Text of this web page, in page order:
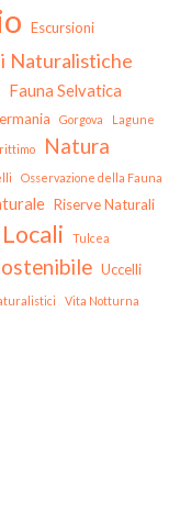
Escursioni
Naturalistiche
Fauna Selvatica
Gorgova Lagune
Natura
Osservazione della Fauna
Riserve Naturali
Tulcea
Uccelli
Vita Notturna